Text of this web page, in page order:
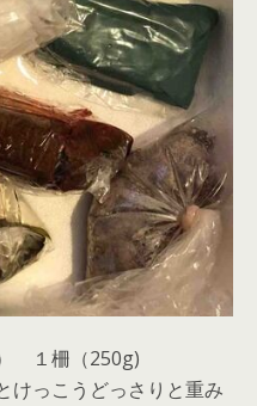
１柵（250g)
けっこうどっさりと重み